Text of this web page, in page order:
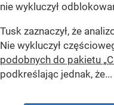
nie wykluczył
Tusk zaznaczył, że
Nie wykluczył
podobnych do pakietu
podkreślając jednak, że...